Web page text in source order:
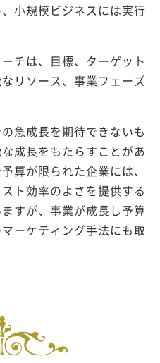
小規模ビジネスには実行
チは、目標、ターゲット
リソース、事業フェーズ
急成長を期待できないも
成長をもたらすことがあ
算が限られた企業には、
ト効率のよさを提供する
すが、事業が成長し予算
ーケティング手法にも取